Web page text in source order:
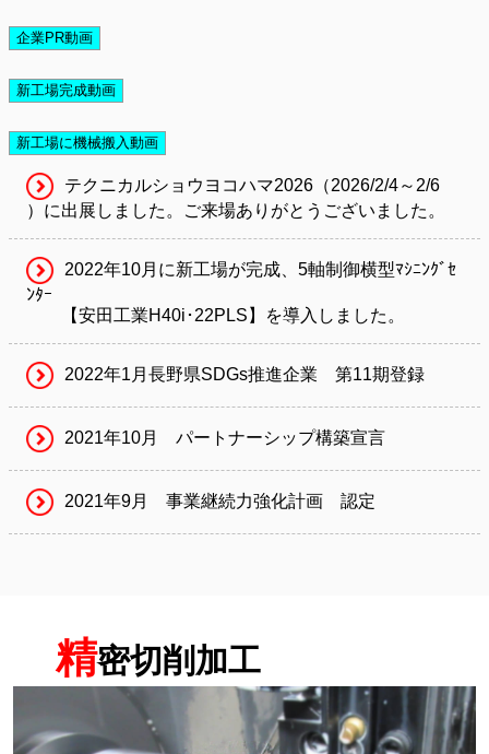
テクニカルショウヨコハマ2026（2026/2/4～2/6
）に出展しました。ご来場ありがとうございました。
2022年10月に新工場が完成、5軸制御横型ﾏｼﾆﾝｸﾞｾ
ﾝﾀｰ
【安田工業H40i･22PLS】を導入しました。
2022年1月長野県SDGs推進企業　第11期登録
2021年10月　パートナーシップ構築宣言
2021年9月　事業継続力強化計画　認定
精密切削加工